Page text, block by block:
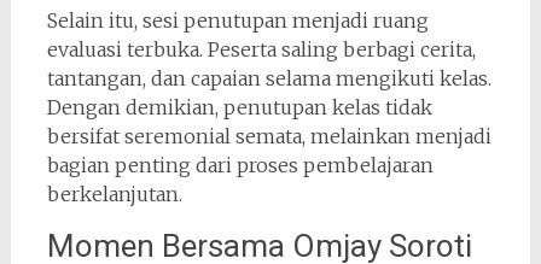
Selain itu, sesi penutupan menjadi ruang
evaluasi terbuka. Peserta saling berbagi cerita,
tantangan, dan capaian selama mengikuti kelas.
Dengan demikian, penutupan kelas tidak
bersifat seremonial semata, melainkan menjadi
bagian penting dari proses pembelajaran
berkelanjutan.
Momen Bersama Omjay Soroti